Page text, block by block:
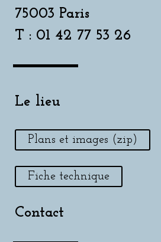
75003 Paris
T : 01 42 77 53 26
Le lieu
Plans et images (zip)
Fiche technique
Contact